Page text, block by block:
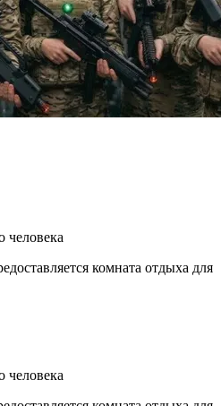
человека
комната отдыха для
человека